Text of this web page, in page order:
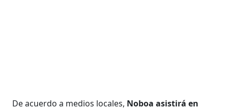
De acuerdo a medios locales, Noboa asistirá en